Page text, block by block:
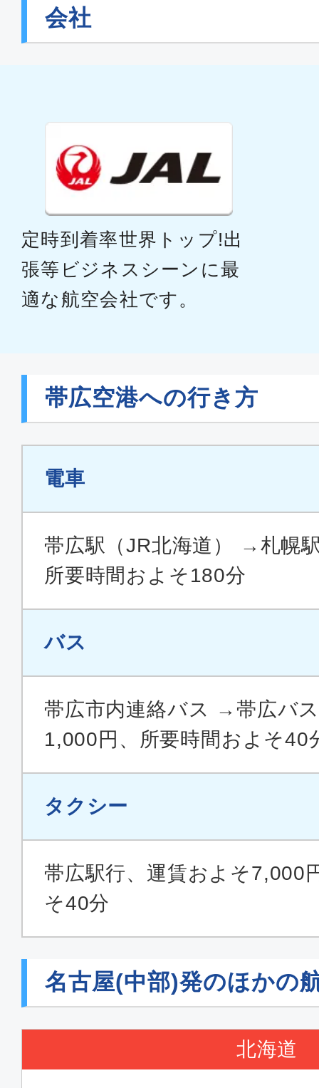
会社
定時到着率世界トップ!出
張等ビジネスシーンに最
適な航空会社です。
帯広空港への行き方
電車
帯広駅（JR北海道） →札幌
所要時間およそ180分
バス
帯広市内連絡バス →帯広バ
1,000円、所要時間およそ40
タクシー
帯広駅行、運賃およそ7,000
そ40分
名古屋(中部)発のほかの
北海道